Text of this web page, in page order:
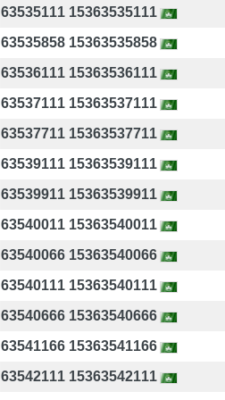
63535111 15363535111
63535858 15363535858
63536111 15363536111
63537111 15363537111
63537711 15363537711
63539111 15363539111
63539911 15363539911
63540011 15363540011
63540066 15363540066
63540111 15363540111
63540666 15363540666
63541166 15363541166
63542111 15363542111